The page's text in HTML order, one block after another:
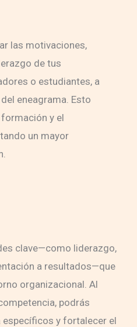
las motivaciones,
de tus
o estudiantes, a
eneagrama. Esto
y el
un mayor
clave—como liderazgo,
a resultados—que
organizacional. Al
podrás
específicos y fortalecer el